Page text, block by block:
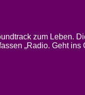
zum Leben.
„Radio. Geht ins